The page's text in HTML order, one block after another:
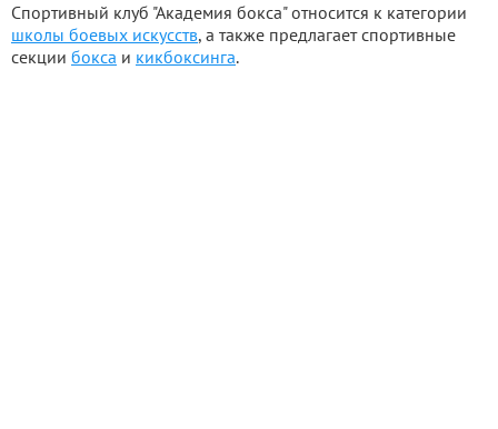
Спортивный клуб "Академия бокса" относится к категории
школы боевых искусств, а также предлагает спортивные
секции бокса и кикбоксинга.